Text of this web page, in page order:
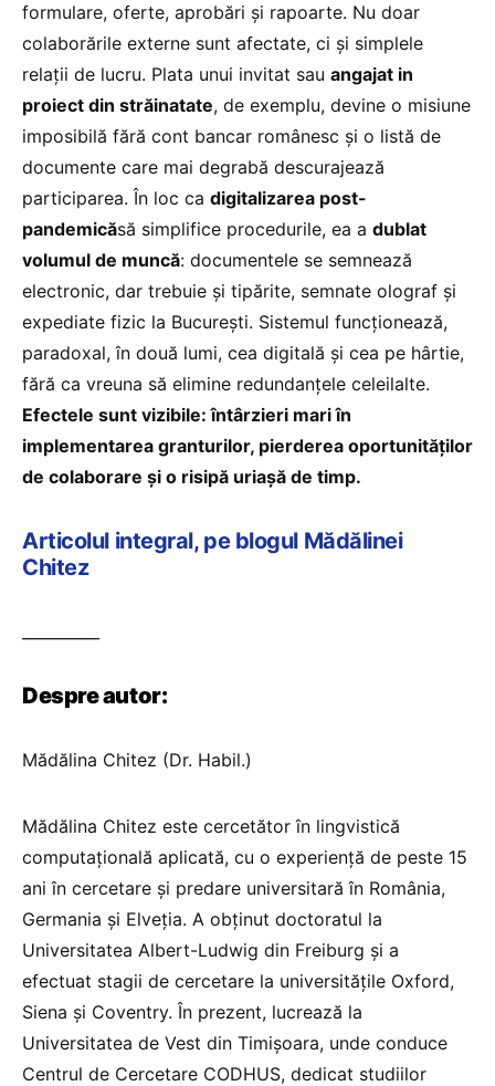
formulare, oferte, aprobări și rapoarte. Nu doar
colaborările externe sunt afectate, ci și simplele
relații de lucru. Plata unui invitat sau angajat in
proiect din străinatate, de exemplu, devine o misiune
imposibilă fără cont bancar românesc și o listă de
documente care mai degrabă descurajează
participarea. În loc ca digitalizarea post-
pandemicăsă simplifice procedurile, ea a dublat
volumul de muncă: documentele se semnează
electronic, dar trebuie și tipărite, semnate olograf și
expediate fizic la București. Sistemul funcționează,
paradoxal, în două lumi, cea digitală și cea pe hârtie,
fără ca vreuna să elimine redundanțele celeilalte.
Efectele sunt vizibile: întârzieri mari în
implementarea granturilor, pierderea oportunităților
de colaborare și o risipă uriașă de timp.
Articolul integral, pe blogul Mădălinei
Chitez
Despre autor:
Mădălina Chitez (Dr. Habil.)
Mădălina Chitez este cercetător în lingvistică
computațională aplicată, cu o experiență de peste 15
ani în cercetare și predare universitară în România,
Germania și Elveția. A obținut doctoratul la
Universitatea Albert-Ludwig din Freiburg și a
efectuat stagii de cercetare la universitățile Oxford,
Siena și Coventry. În prezent, lucrează la
Universitatea de Vest din Timișoara, unde conduce
Centrul de Cercetare CODHUS, dedicat studiilor